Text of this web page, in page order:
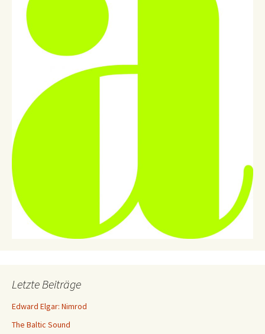
Letzte Beiträge
Edward Elgar: Nimrod
The Baltic Sound